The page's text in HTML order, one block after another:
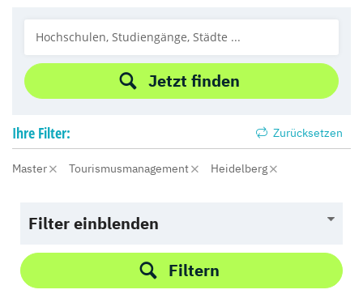
Jetzt finden
Ihre Filter: Zurücksetzen
Master Tourismusmanagement Heidelberg
Filter einblenden
Filtern